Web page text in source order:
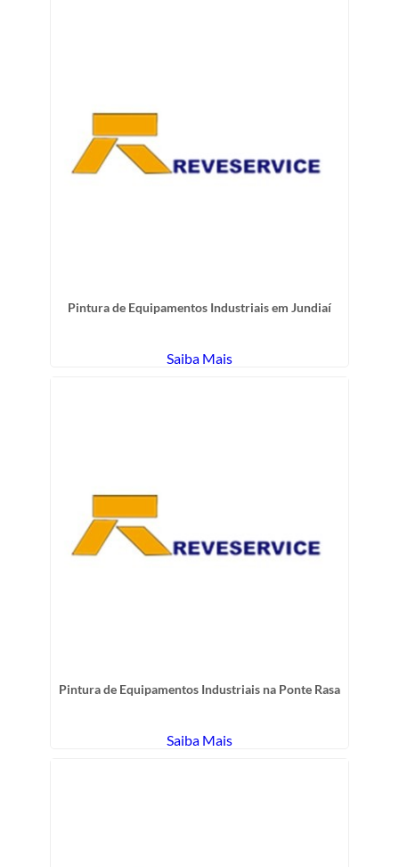
Pintura de Equipamentos Industriais em Jundiaí
Saiba Mais
Pintura de Equipamentos Industriais na Ponte Rasa
Saiba Mais